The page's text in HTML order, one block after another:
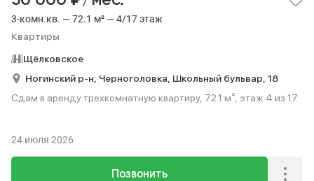
3-комн.кв. — 72.1 м² — 4/17 этаж
Квартиры
Щёлковское
Ногинский р-н, Черноголовка, Школьный бульвар, 18
Сдам в аренду трехкомнатную квартиру, 72.1 м², этаж 4 из 17.
Позвонить
24 июля 2026